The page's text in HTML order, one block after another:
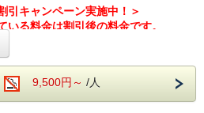
。
は生い茂る緑と丘から広がる雄大な景
る時間になります。
用のお客様は隣接している＜ふるさ
山荘＞の大浴場「やまやの湯」をご
象です
くある質問は公式LINEから追加！
グランピングステイ コスパと食事ど
る持ち込みBBQプラン
にそびえる一日1組限定のグランピン
引キャンペーン実施中！＞
いる料金は割引後の料金です。
ンは予告なく終了する場合がございま
9,500円～ /人